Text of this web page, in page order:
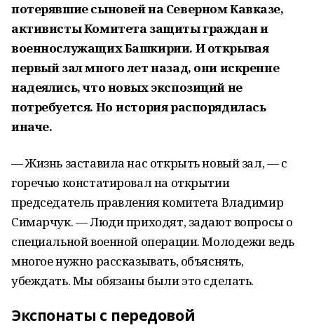
потерявшие сыновей на Северном Кавказе,
активисты Комитета защиты граждан и
военнослужащих Башкирии. И открывая
первый зал много лет назад, они искренне
надеялись, что новых экспозиций не
потребуется. Но история распорядилась
иначе.
— Жизнь заставила нас открыть новый зал, — с
горечью констатировал на открытии
председатель правления комитета Владимир
Симарчук. — Люди приходят, задают вопросы о
специальной военной операции. Молодежи ведь
многое нужно рассказывать, объяснять,
убеждать. Мы обязаны были это сделать.
Экспонаты с передовой